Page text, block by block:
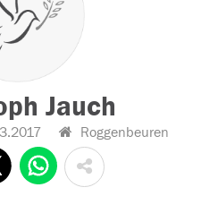
Jauch
Roggenbeuren